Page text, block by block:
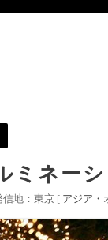
ミネー
信地：東京 [ アジア・